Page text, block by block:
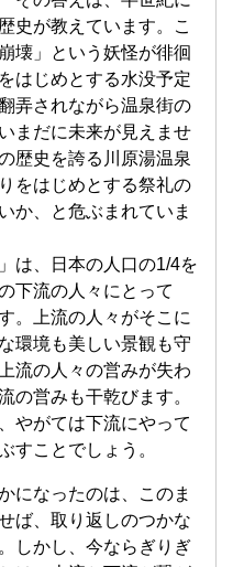
史が教えています。こ
壊」という妖怪が徘徊
はじめとする水没予定
弄されながら温泉街の
まだに未来が見えませ
歴史を誇る川原湯温泉
をはじめとする祭礼の
か、と危ぶまれていま
は、日本の人口の1/4を
下流の人々にとって
。上流の人々がそこに
環境も美しい景観も守
流の人々の営みが失わ
の営みも干乾びます。
やがては下流にやって
すことでしょう。
になったのは、このま
ば、取り返しのつかな
しかし、今ならぎりぎ